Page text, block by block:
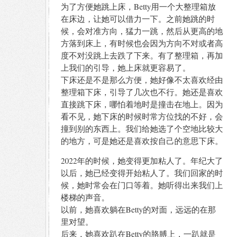
为了方便她跳上床，Betty用一个大整理箱放
在床边，让她可以借力一下。之前她跳的时
候，会对准方向，猛力一跳，然后从更高的地
方落到床上，有时候也会因为方向不对或者高
度不对没跳上去跌了下来。有了整理箱，再加
上我们的引导，她上床就更容易了。
下床还是不是那么方便，她好像不太喜欢经由
整理箱下床，引导了几次也不行。她还是喜欢
直接跳下床，哪怕着地时是撞击在地上。因为
看不见，她下床的时候时常方位找的不好，会
撞到别的东西上。我们给她选了个空地比较大
的地方，可是她还是喜欢按自己的意思下床。
2022年的时候，她变得更加粘人了。年纪大了
以后，她已经变得开始粘人了。我们回家的时
候，她时常会在门口等着。她听得出来我们上
楼梯的声音。
以前，她喜欢躺在Betty的对面，远远的在那
里对望。
后来，她喜欢趴在Betty的胳膊上，一趴就是